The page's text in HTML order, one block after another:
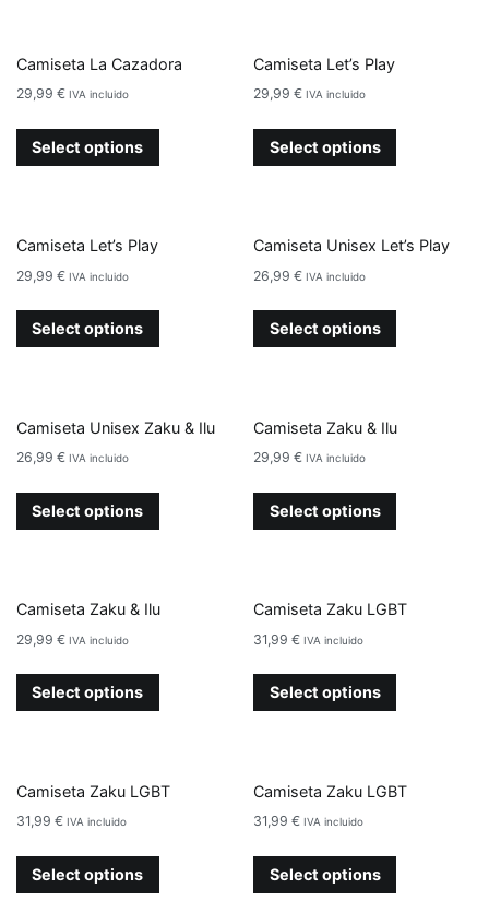
Camiseta La Cazadora
29,99 € IVA incluido
Select options
Camiseta Let’s Play
29,99€ IVA incluido
Select options
Camiseta Let’s Play
29,99 € IVA incluido
Select options
Camiseta Unisex Let’s Play
26,99€ IVA incluido
Select options
Camiseta Unisex Zaku & Ilu
26,99 € IVA incluido
Select options
Camiseta Zaku & Ilu
29,99€ IVA incluido
Select options
Camiseta Zaku & Ilu
29,99 € IVA incluido
Select options
Camiseta Zaku LGBT
31,99€ IVA incluido
Select options
Camiseta Zaku LGBT
31,99 € IVA incluido
Select options
Camiseta Zaku LGBT
31,99€ IVA incluido
Select options